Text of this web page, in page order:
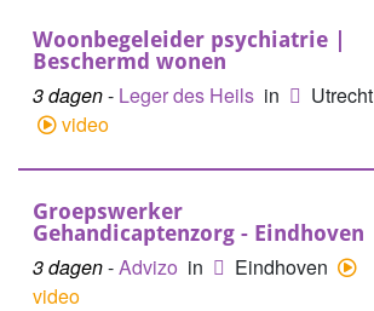
Woonbegeleider psychiatrie |
Beschermd wonen
3 dagen- Leger des Heils in
Utrecht
video
Groepswerker
Gehandicaptenzorg - Eindhoven
3 dagen-Advizo in
Eindhoven
video